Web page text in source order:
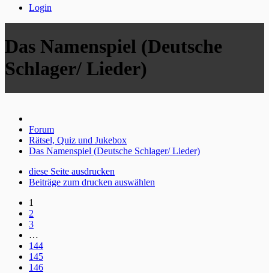
Login
Das Namenspiel (Deutsche
Schlager/ Lieder)
Forum
Rätsel, Quiz und Jukebox
Das Namenspiel (Deutsche Schlager/ Lieder)
diese Seite ausdrucken
Beiträge zum drucken auswählen
1
2
3
…
144
145
146